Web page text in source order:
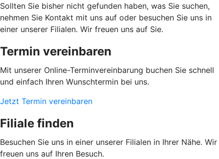
Sollten Sie bisher nicht gefunden haben, was Sie suchen,
nehmen Sie Kontakt mit uns auf oder besuchen Sie uns in
einer unserer Filialen. Wir freuen uns auf Sie.
Termin vereinbaren
Mit unserer Online-Terminvereinbarung buchen Sie schnell
und einfach Ihren Wunschtermin bei uns.
Jetzt Termin vereinbaren
Filiale finden
Besuchen Sie uns in einer unserer Filialen in Ihrer Nähe. Wir
freuen uns auf Ihren Besuch.